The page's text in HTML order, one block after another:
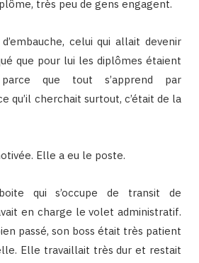
très peu de gens engagent.
celui qui allait devenir
que pour lui les diplômes étaient
que tout s’apprend par
qu’il cherchait surtout, c’était de la
Elle a eu le poste.
qui s’occupe de transit de
en charge le volet administratif.
passé, son boss était très patient
Elle travaillait très dur et restait